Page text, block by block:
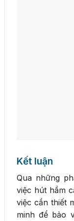
Kết luận
Qua những
việc hút hầm
việc cần thiết
minh để bảo